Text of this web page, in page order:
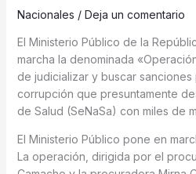
Nacionales / Deja un comentario
El Ministerio Público de la
marcha la denominada
de judicializar y buscar
corrupción que presuntamente
de Salud (SeNaSa) con miles de
El Ministerio Público pone en
La operación, dirigida por el